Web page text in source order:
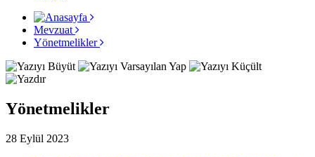
Mevzuat
Yönetmelikler
Yönetmelikler
28 Eylül 2023